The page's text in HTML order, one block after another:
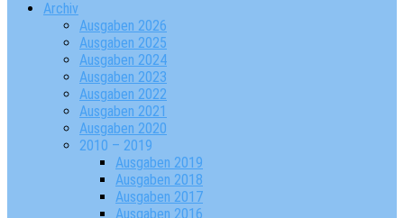
Archiv
Ausgaben 2026
Ausgaben 2025
Ausgaben 2024
Ausgaben 2023
Ausgaben 2022
Ausgaben 2021
Ausgaben 2020
2010 – 2019
Ausgaben 2019
Ausgaben 2018
Ausgaben 2017
Ausgaben 2016